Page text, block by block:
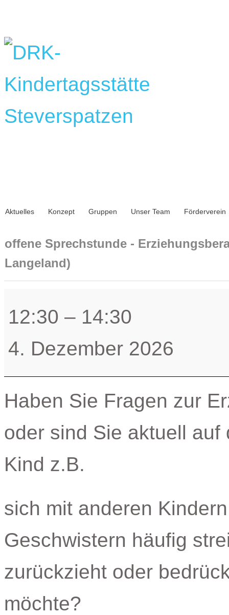
Aktuelles Konzept Gruppen Unser Team Förderverein
offene Sprechstunde -
Langeland)
(DRK-
12:30 – 14:30
4. Dezember 2026
Haben Sie Fragen zur
oder sind Sie aktuell
Kind z.B.
sich mit anderen
Geschwistern häufig
zurückzieht oder
möchte?